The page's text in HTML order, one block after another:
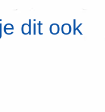
dit ook